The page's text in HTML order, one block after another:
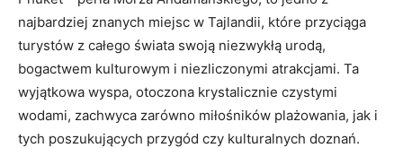
najbardziej znanych miejsc w Tajlandii, które przyciąga
turystów‌ z całego ‌świata swoją niezwykłą urodą,
‍bogactwem ​kulturowym i⁢ niezliczonymi atrakcjami. Ta
wyjątkowa​ wyspa, otoczona krystalicznie‌ czystymi
⁤wodami, zachwyca‌ zarówno miłośników plażowania,⁤ jak i⁢
tych ‍poszukujących przygód czy⁤ kulturalnych doznań.